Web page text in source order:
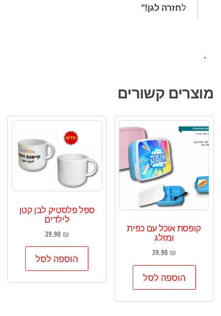
לחזרה לגן!"
.
מוצרים קשורים
קופסת אוכל עם כפית
ומזלג
39.90 ₪
הוספה לסל
ספל פלסטיק לבן קטן
לילדים
39.90 ₪
הוספה לסל